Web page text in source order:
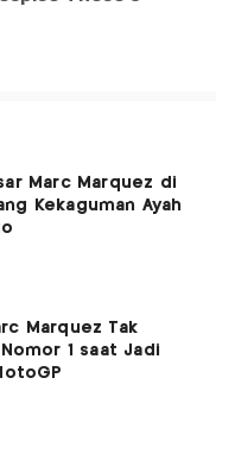
Marc Marquez di
Kekaguman Ayah
Marquez Tak
1 saat Jadi